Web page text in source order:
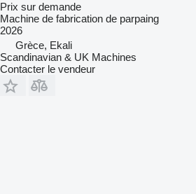
Prix sur demande
Machine de fabrication de parpaing
2026
Grèce, Ekali
Scandinavian & UK Machines
Contacter le vendeur